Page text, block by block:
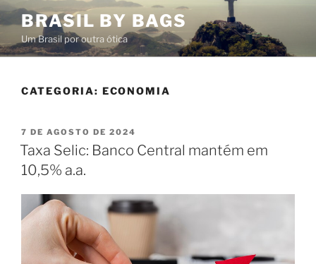
Pular
para
o
conteúdo
BRASIL BY BAGS
Um Brasil por outra ótica
CATEGORIA: ECONOMIA
PUBLICADO
EM
7 DE AGOSTO DE 2024
Taxa Selic: Banco Central mantém em
10,5% a.a.